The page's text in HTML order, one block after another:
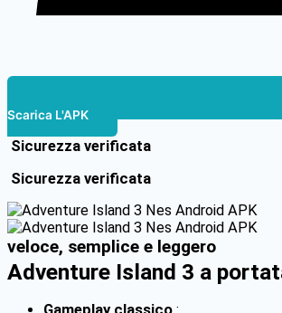
Scarica L'APK
Sicurezza verificata
Sicurezza verificata
veloce, semplice e leggero
Adventure Island 3 a